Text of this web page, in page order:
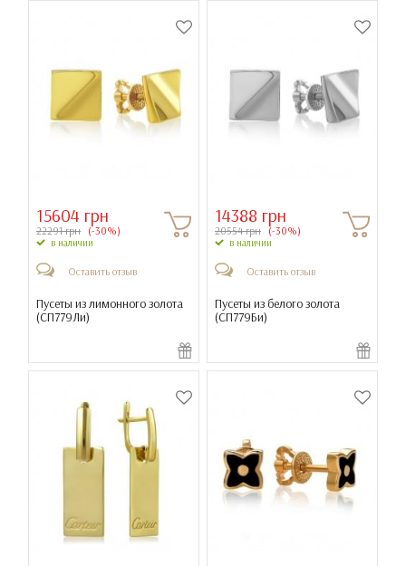
15604 грн
22291 грн (-30%)
в наличии
Оставить отзыв
Пусеты из лимонного золота
(СП779Ли)
14388 грн
20554 грн (-30%)
в наличии
Оставить отзыв
Пусеты из белого золота
(СП779Би)